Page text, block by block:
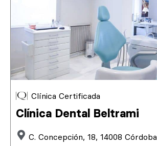
Clínica Certificada
Clínica Dental Beltrami
C. Concepción, 18, 14008 Córdoba